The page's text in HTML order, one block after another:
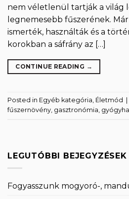
nem véletlenül tartják a világ
legnemesebb fűszerének.
ismerték, használták és a
korokban a sáfrány az […]
CONTINUE READING →
Posted in Egyéb kategória, Életmód
fűszernövény, gasztronómia,
LEGUTÓBBI BEJEGYZÉSEK
Fogyasszunk mogyoró-,